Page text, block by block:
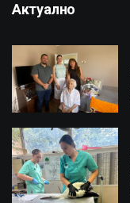
Актуално